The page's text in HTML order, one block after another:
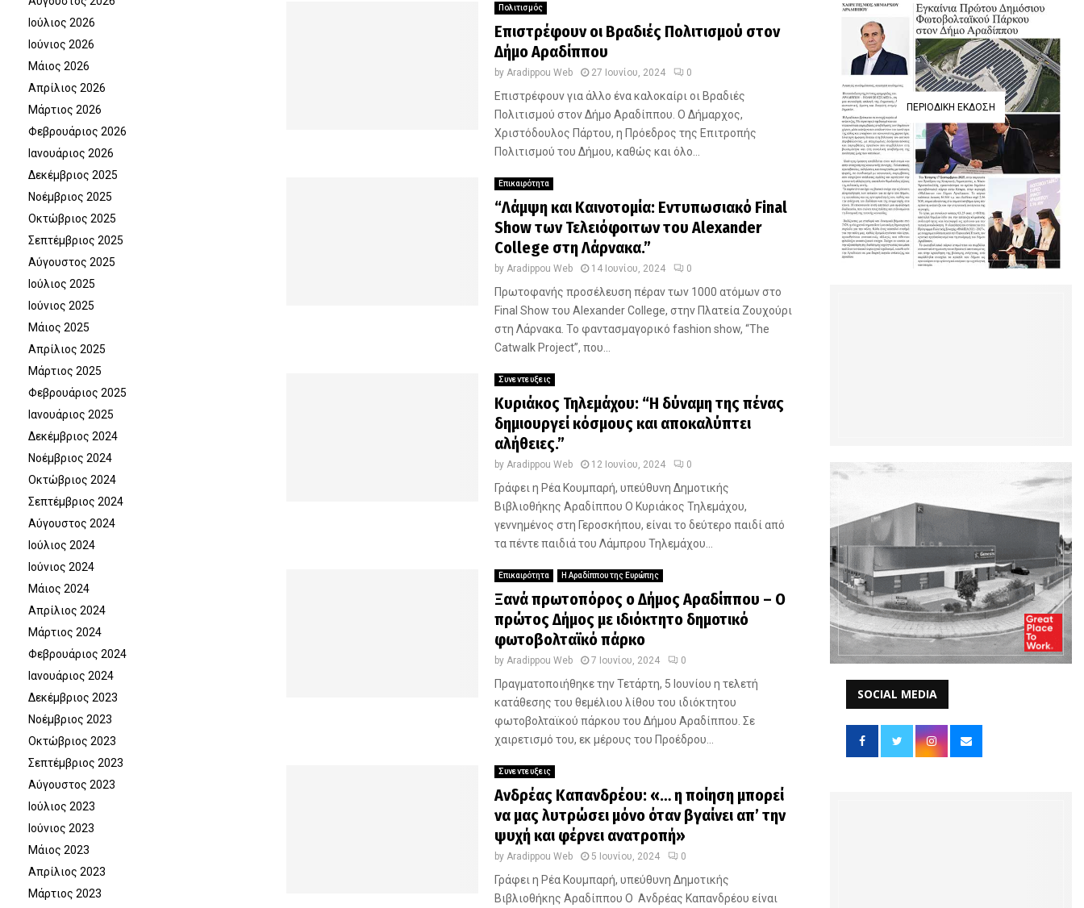
Πολιτισμός
Επιστρέφουν οι Βραδιές Πολιτισμού στον
Δήμο Αραδίππου
by Aradippou Web 27 Ιουνίου, 2024 0
Επιστρέφουν για άλλο ένα καλοκαίρι οι Βραδιές
Πολιτισμού στον Δήμο Αραδίππου. Ο Δήμαρχος,
Χριστόδουλος Πάρτου, η Πρόεδρος της Επιτροπής
Πολιτισμού του Δήμου, καθώς και όλο...
Επικαιρότητα
“Λάμψη και Καινοτομία: Εντυπωσιακό Final
Show των Τελειόφοιτων του Alexander
College στη Λάρνακα.”
by Aradippou Web 14 Ιουνίου, 2024 0
Πρωτοφανής προσέλευση πέραν των 1000 ατόμων στο
Final Show του Alexander College, στην Πλατεία Ζουχούρι
στη Λάρνακα. Το φαντασμαγορικό fashion show, “The
Catwalk Project”, που...
Συνεντευξεις
Κυριάκος Τηλεμάχου: “Η δύναμη της πένας
δημιουργεί κόσμους και αποκαλύπτει
αλήθειες.”
by Aradippou Web 12 Ιουνίου, 2024 0
Γράφει η Ρέα Κουμπαρή, υπεύθυνη Δημοτικής
Βιβλιοθήκης Αραδίππου Ο Κυριάκος Τηλεμάχου,
γεννημένος στη Γεροσκήπου, είναι το δεύτερο παιδί από
τα πέντε παιδιά του Λάμπρου Τηλεμάχου...
Επικαιρότητα Η Αραδίππου της Ευρώπης
Ξανά πρωτοπόρος ο Δήμος Αραδίππου – Ο
πρώτος Δήμος με ιδιόκτητο δημοτικό
φωτοβολταϊκό πάρκο
by Aradippou Web 7 Ιουνίου, 2024 0
Πραγματοποιήθηκε την Τετάρτη, 5 Ιουνίου η τελετή
κατάθεσης του θεμέλιου λίθου του ιδιόκτητου
φωτοβολταϊκού πάρκου του Δήμου Αραδίππου. Σε
χαιρετισμό του, εκ μέρους του Προέδρου...
Συνεντευξεις
Ανδρέας Καπανδρέου: «… η ποίηση μπορεί
να μας λυτρώσει μόνο όταν βγαίνει απ’ την
ψυχή και φέρνει ανατροπή»
by Aradippou Web 5 Ιουνίου, 2024 0
Γράφει η Ρέα Κουμπαρή, υπεύθυνη Δημοτικής
Βιβλιοθήκης Αραδίππου Ο Ανδρέας Καπανδρέου είναι
Ιούλιος 2026
Ιούνιος 2026
Μάιος 2026
Απρίλιος 2026
Μάρτιος 2026
Φεβρουάριος 2026
Ιανουάριος 2026
Δεκέμβριος 2025
Νοέμβριος 2025
Οκτώβριος 2025
Σεπτέμβριος 2025
Αύγουστος 2025
Ιούλιος 2025
Ιούνιος 2025
Μάιος 2025
Απρίλιος 2025
Μάρτιος 2025
Φεβρουάριος 2025
Ιανουάριος 2025
Δεκέμβριος 2024
Νοέμβριος 2024
Οκτώβριος 2024
Σεπτέμβριος 2024
Αύγουστος 2024
Ιούλιος 2024
Ιούνιος 2024
Μάιος 2024
Απρίλιος 2024
Μάρτιος 2024
Φεβρουάριος 2024
Ιανουάριος 2024
Δεκέμβριος 2023
Νοέμβριος 2023
Οκτώβριος 2023
Σεπτέμβριος 2023
Αύγουστος 2023
Ιούλιος 2023
Ιούνιος 2023
Μάιος 2023
Απρίλιος 2023
Μάρτιος 2023
ΠΕΡΙΟΔΙΚΉ ΈΚΔΟΣΗ
SOCIAL MEDIA